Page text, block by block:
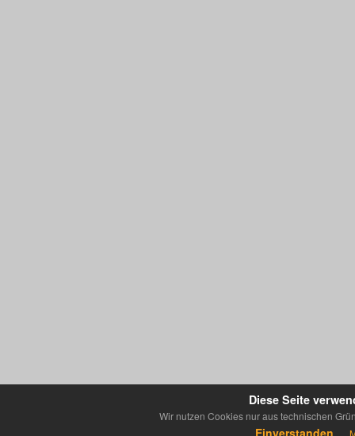
Diese Seite
Wir nutzen Cookies nur aus technischen
Einverstanden